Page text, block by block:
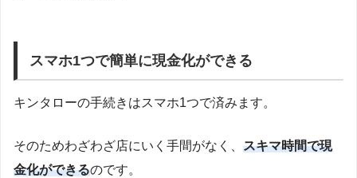
スマホ1つで簡単に現金化ができる
キンタローの手続きはスマホ1つで済みます。
そのためわざわざ店にいく手間がなく、 スキマ時間で現
金化ができるのです。